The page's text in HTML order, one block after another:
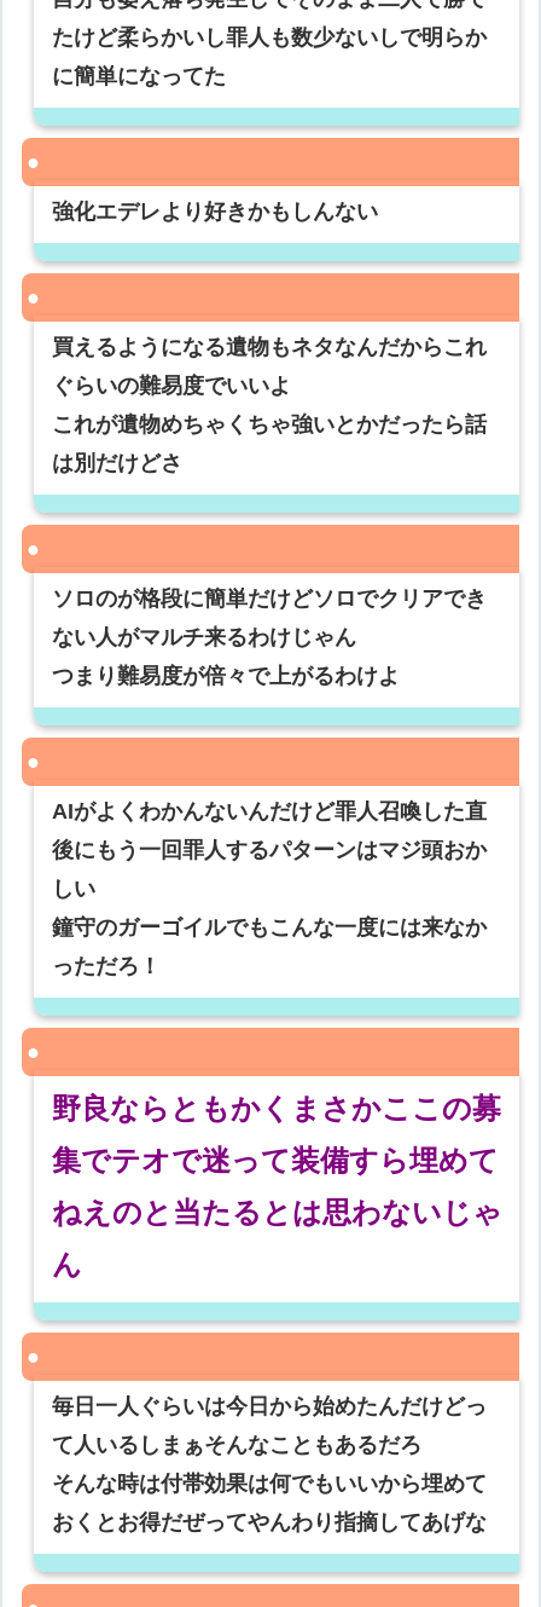
たけど柔らかいし罪人も数少ないしで明らか
に簡単になってた
強化エデレより好きかもしんない
買えるようになる遺物もネタなんだからこれ
ぐらいの難易度でいいよ
これが遺物めちゃくちゃ強いとかだったら話
は別だけどさ
ソロのが格段に簡単だけどソロでクリアでき
ない人がマルチ来るわけじゃん
つまり難易度が倍々で上がるわけよ
AIがよくわかんないんだけど罪人召喚した直
後にもう一回罪人するパターンはマジ頭おか
しい
鐘守のガーゴイルでもこんな一度には来なか
っただろ！
野良ならともかくまさかここの募
集でテオで迷って装備すら埋めて
ねえのと当たるとは思わないじゃ
ん
毎日一人ぐらいは今日から始めたんだけどっ
て人いるしまぁそんなこともあるだろ
そんな時は付帯効果は何でもいいから埋めて
おくとお得だぜってやんわり指摘してあげな